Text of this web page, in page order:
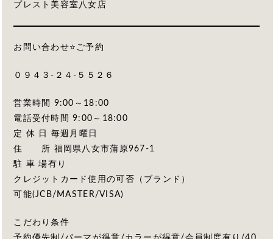
プレスト美容室八女店
お問い合わせ⭐️ご予約
０９４３-２４-５５２６
営業時間 9:00～18:00
電話受付時間 9:00～18:00
定 休 日 毎週月曜日
住 所 福岡県八女市蒲原967-1
駐 車 場有り
クレジットカード使用の可否（ブランド）
可能(JCB/MASTER/VISA)
こだわり条件